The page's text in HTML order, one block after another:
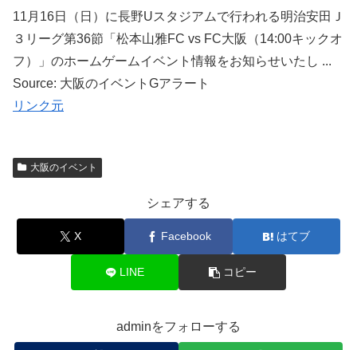
11月16日（日）に長野Uスタジアムで行われる明治安田Ｊ
３リーグ第36節「松本山雅FC vs FC大阪（14:00キックオ
フ）」のホームゲームイベント情報をお知らせいたし ...
Source: 大阪のイベントGアラート
リンク元
大阪のイベント
シェアする
X Facebook はてブ
LINE コピー
adminをフォローする